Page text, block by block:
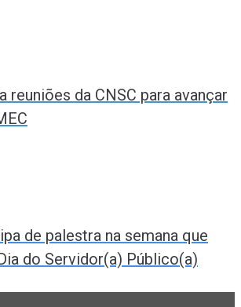
reuniões da CNSC para avançar
de palestra na semana que
do Servidor(a) Público(a)